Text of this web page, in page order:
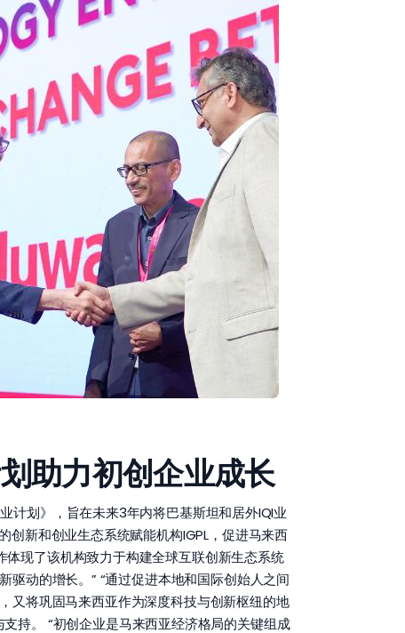
助力初创企业成长
计划》，旨在未来3年内将巴基斯坦和居外IQI业
新和创业生态系统赋能机构IGPL，促进马来西
现了该机构致力于构建全球互联创新生态系统
动的增长。” “通过促进本地和国际创始人之间
又将巩固马来西亚作为深度科技与创新枢纽的地
持。 “初创企业是马来西亚经济格局的关键组成